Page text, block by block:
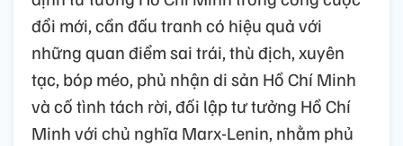
đổi mới, cần đấu tranh có hiệu quả với
những quan điểm sai trái, thù địch, xuyên
tạc, bóp méo, phủ nhận di sản Hồ Chí Minh
và cố tình tách rời, đối lập tư tưởng Hồ Chí
Minh với chủ nghĩa Marx-Lenin, nhằm phủ